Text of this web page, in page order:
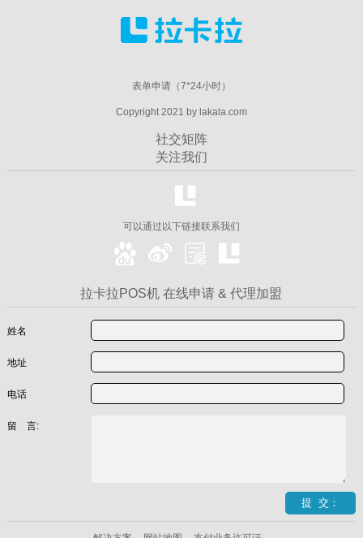
表单申请（7*24小时）
Copyright 2021 by lakala.com
社交矩阵
关注我们
可以通过以下链接联系我们
拉卡拉POS机 在线申请 & 代理加盟
姓名
地址
电话
留 言: